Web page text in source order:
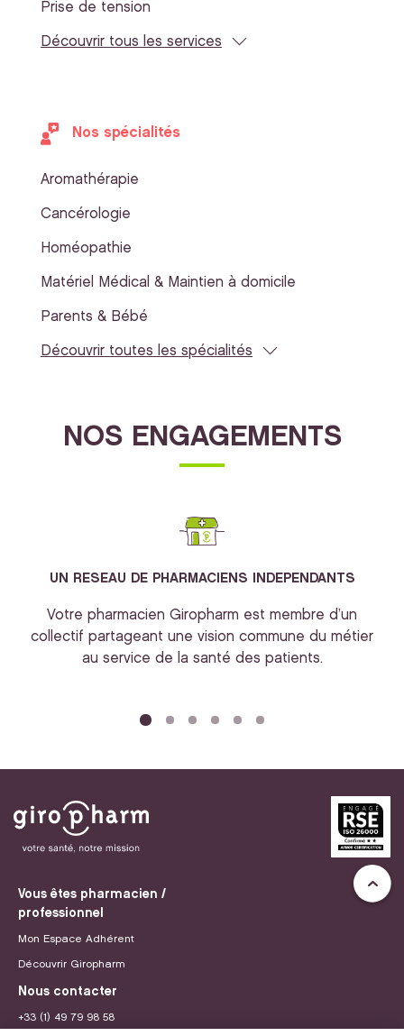
Prise de tension
Découvrir tous les services
Nos spécialités
Aromathérapie
Cancérologie
Homéopathie
Matériel Médical & Maintien à domicile
Parents & Bébé
Découvrir toutes les spécialités
NOS ENGAGEMENTS
UN RESEAU DE PHARMACIENS INDEPENDANTS
Votre pharmacien Giropharm est membre d’un
collectif partageant une vision commune du métier
au service de la santé des patients.
Vous êtes pharmacien /
professionnel
Mon Espace Adhérent
Découvrir Giropharm
Nous contacter
+33 (1) 49 79 98 58